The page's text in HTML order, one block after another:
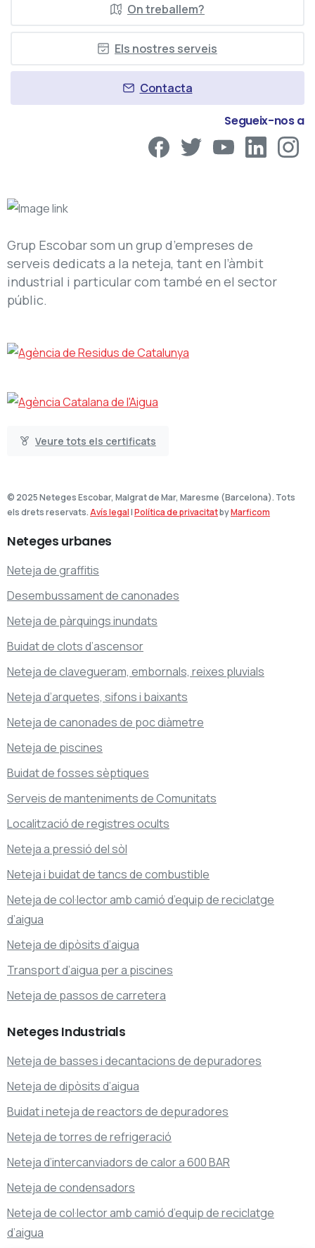
On treballem?
Els nostres serveis
Contacta
Segueix-nos a
Grup Escobar som un grup d’empreses de
serveis dedicats a la neteja, tant en l’àmbit
industrial i particular com també en el sector
públic.
Veure tots els certificats
© 2025 Neteges Escobar, Malgrat de Mar, Maresme (Barcelona). Tots
els drets reservats.Avís legal|Política de privacitatbyMarficom
Neteges urbanes
Neteja de graffitis
Desembussament de canonades
Neteja de pàrquings inundats
Buidat de clots d’ascensor
Neteja de clavegueram, embornals, reixes pluvials
Neteja d’arquetes, sifons i baixants
Neteja de canonades de poc diàmetre
Neteja de piscines
Buidat de fosses sèptiques
Serveis de manteniments de Comunitats
Localització de registres ocults
Neteja a pressió del sòl
Neteja i buidat de tancs de combustible
Neteja de col·lector amb camió d’equip de reciclatge
d’aigua
Neteja de dipòsits d’aigua
Transport d’aigua per a piscines
Neteja de passos de carretera
Neteges Industrials
Neteja de basses i decantacions de depuradores
Neteja de dipòsits d’aigua
Buidat i neteja de reactors de depuradores
Neteja de torres de refrigeració
Neteja d’intercanviadors de calor a 600 BAR
Neteja de condensadors
Neteja de col·lector amb camió d’equip de reciclatge
d’aigua